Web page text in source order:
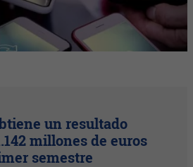
un resultado
millones de euros
semestre